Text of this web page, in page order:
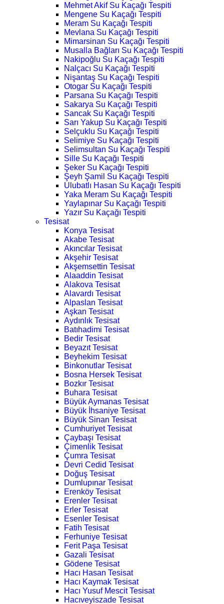
Mehmet Akif Su Kaçağı Tespiti
Mengene Su Kaçağı Tespiti
Meram Su Kaçağı Tespiti
Mevlana Su Kaçağı Tespiti
Mimarsinan Su Kaçağı Tespiti
Musalla Bağları Su Kaçağı Tespiti
Nakipoğlu Su Kaçağı Tespiti
Nalçacı Su Kaçağı Tespiti
Nişantaş Su Kaçağı Tespiti
Otogar Su Kaçağı Tespiti
Parsana Su Kaçağı Tespiti
Sakarya Su Kaçağı Tespiti
Sancak Su Kaçağı Tespiti
Sarı Yakup Su Kaçağı Tespiti
Selçuklu Su Kaçağı Tespiti
Selimiye Su Kaçağı Tespiti
Selimsultan Su Kaçağı Tespiti
Sille Su Kaçağı Tespiti
Şeker Su Kaçağı Tespiti
Şeyh Şamil Su Kaçağı Tespiti
Ulubatlı Hasan Su Kaçağı Tespiti
Yaka Meram Su Kaçağı Tespiti
Yaylapınar Su Kaçağı Tespiti
Yazır Su Kaçağı Tespiti
Tesisat
Konya Tesisat
Akabe Tesisat
Akıncılar Tesisat
Akşehir Tesisat
Akşemsettin Tesisat
Alaaddin Tesisat
Alakova Tesisat
Alavardı Tesisat
Alpaslan Tesisat
Aşkan Tesisat
Aydınlık Tesisat
Batıhadimi Tesisat
Bedir Tesisat
Beyazıt Tesisat
Beyhekim Tesisat
Binkonutlar Tesisat
Bosna Hersek Tesisat
Bozkır Tesisat
Buhara Tesisat
Büyük Aymanas Tesisat
Büyük İhsaniye Tesisat
Büyük Sinan Tesisat
Cumhuriyet Tesisat
Çaybaşı Tesisat
Çimenlik Tesisat
Çumra Tesisat
Devri Cedid Tesisat
Doğuş Tesisat
Dumlupınar Tesisat
Erenköy Tesisat
Erenler Tesisat
Erler Tesisat
Esenler Tesisat
Fatih Tesisat
Ferhuniye Tesisat
Ferit Paşa Tesisat
Gazali Tesisat
Gödene Tesisat
Hacı Hasan Tesisat
Hacı Kaymak Tesisat
Hacı Yusuf Mescit Tesisat
Hacıveyiszade Tesisat